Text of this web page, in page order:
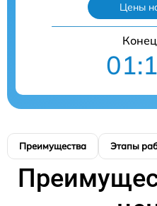
Цены
Преимущества Этапы